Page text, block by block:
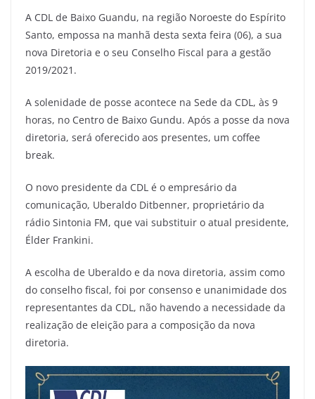
A CDL de Baixo Guandu, na região Noroeste do Espírito
Santo, empossa na manhã desta sexta feira (06), a sua
nova Diretoria e o seu Conselho Fiscal para a gestão
2019/2021.
A solenidade de posse acontece na Sede da CDL, às 9
horas, no Centro de Baixo Gundu. Após a posse da nova
diretoria, será oferecido aos presentes, um coffee
break.
O novo presidente da CDL é o empresário da
comunicação, Uberaldo Ditbenner, proprietário da
rádio Sintonia FM, que vai substituir o atual presidente,
Élder Frankini.
A escolha de Uberaldo e da nova diretoria, assim como
do conselho fiscal, foi por consenso e unanimidade dos
representantes da CDL, não havendo a necessidade da
realização de eleição para a composição da nova
diretoria.